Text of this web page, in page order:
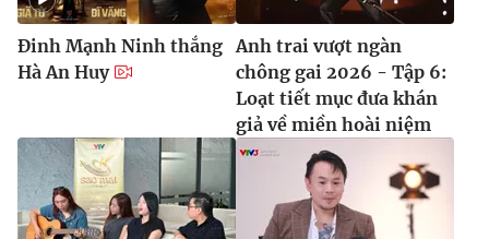
Đinh Mạnh Ninh thắng
Hà An Huy
Anh trai vượt ngàn
chông gai 2026 - Tập 6:
Loạt tiết mục đưa khán
giả về miền hoài niệm